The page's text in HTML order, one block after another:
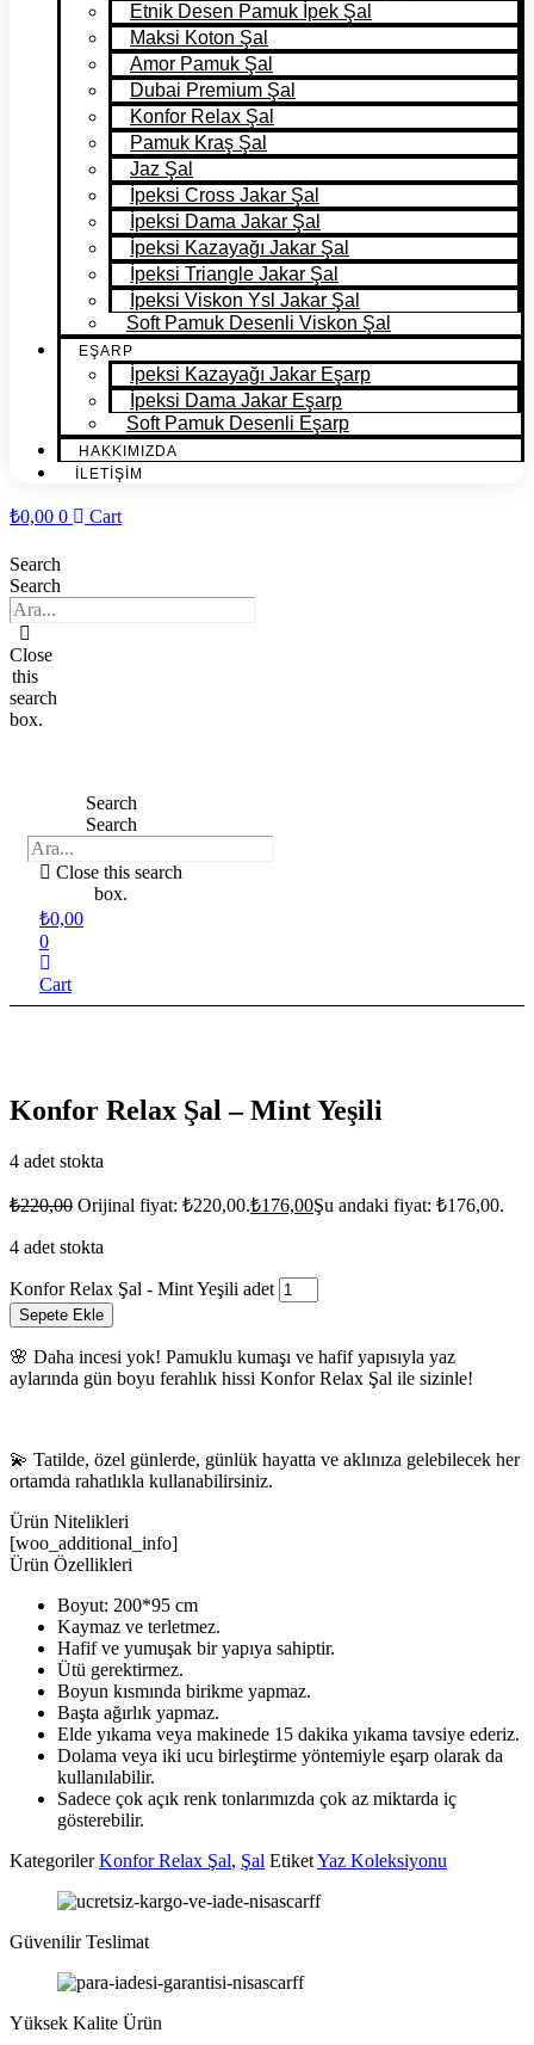
Etnik Desen Pamuk İpek Şal
Maksi Koton Şal
Amor Pamuk Şal
Dubai Premium Şal
Konfor Relax Şal
Pamuk Kraş Şal
Jaz Şal
İpeksi Cross Jakar Şal
İpeksi Dama Jakar Şal
İpeksi Kazayağı Jakar Şal
İpeksi Triangle Jakar Şal
İpeksi Viskon Ysl Jakar Şal
Soft Pamuk Desenli Viskon Şal
EŞARP
İpeksi Kazayağı Jakar Eşarp
İpeksi Dama Jakar Eşarp
Soft Pamuk Desenli Eşarp
HAKKIMIZDA
İLETİŞİM
₺0,00 0 Cart
Search
Search
Close
this
search
box.
Search
Search
Close this search
box.
₺0,00
0
Cart
Konfor Relax Şal – Mint Yeşili
4 adet stokta
₺220,00 Orijinal fiyat: ₺220,00.₺176,00Şu andaki fiyat: ₺176,00.
4 adet stokta
Konfor Relax Şal - Mint Yeşili adet
Sepete Ekle
🌸 Daha incesi yok! Pamuklu kumaşı ve hafif yapısıyla yaz
aylarında gün boyu ferahlık hissi Konfor Relax Şal ile sizinle!
💫 Tatilde, özel günlerde, günlük hayatta ve aklınıza gelebilecek her
ortamda rahatlıkla kullanabilirsiniz.
Ürün Nitelikleri
[woo_additional_info]
Ürün Özellikleri
Boyut: 200*95 cm
Kaymaz ve terletmez.
Hafif ve yumuşak bir yapıya sahiptir.
Ütü gerektirmez.
Boyun kısmında birikme yapmaz.
Başta ağırlık yapmaz.
Elde yıkama veya makinede 15 dakika yıkama tavsiye ederiz.
Dolama veya iki ucu birleştirme yöntemiyle eşarp olarak da
kullanılabilir.
Sadece çok açık renk tonlarımızda çok az miktarda iç
gösterebilir.
Kategoriler Konfor Relax Şal, Şal EtiketYaz Koleksiyonu
Güvenilir Teslimat
Yüksek Kalite Ürün